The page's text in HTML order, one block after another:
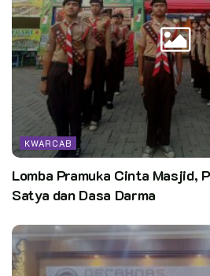
KWARCAB
Lomba Pramuka Cinta Masjid,
Satya dan Dasa Darma